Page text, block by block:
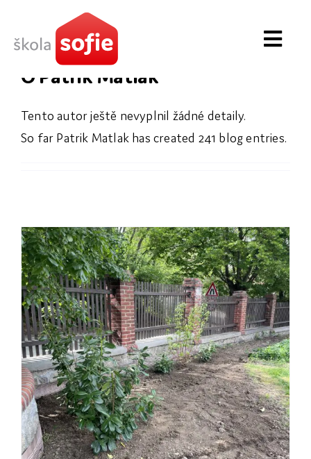
obsah
O škole
První stupeň
Zápis & školné
Kontakt
Partneři
Dokumenty
Galerie
patrik.matlak
O Patrik Matlak
Tento autor ještě nevyplnil žádné detaily.
So far Patrik Matlak has created 241 blog entries.